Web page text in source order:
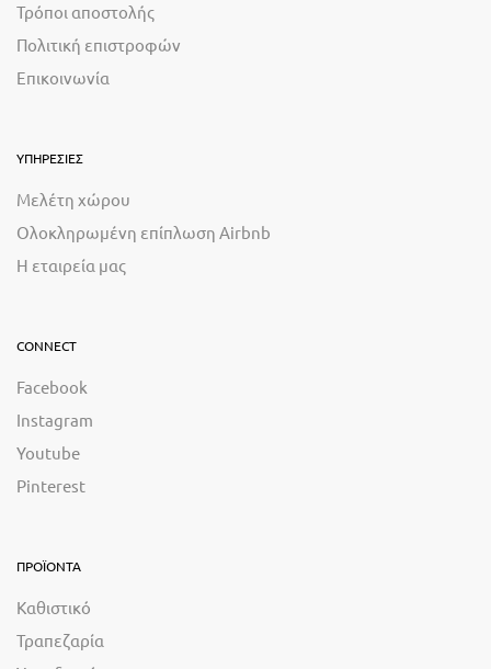
Τρόποι αποστολής
Πολιτική επιστροφών
Επικοινωνία
ΥΠΗΡΕΣΙΕΣ
Μελέτη χώρου
Ολοκληρωμένη επίπλωση Airbnb
Η εταιρεία μας
CONNECT
Facebook
Instagram
Youtube
Pinterest
ΠΡΟΪΟΝΤΑ
Καθιστικό
Τραπεζαρία